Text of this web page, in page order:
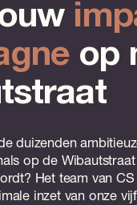
op
duizenden
op de
Het team van
inzet van onze